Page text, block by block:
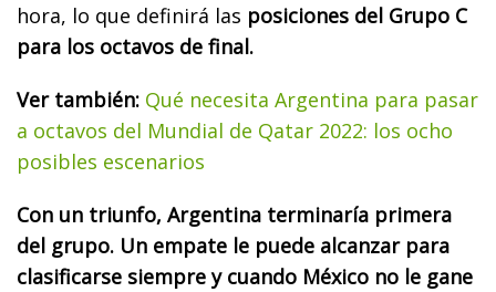
hora, lo que definirá las posiciones del Grupo C
para los octavos de final.
Ver también: Qué necesita Argentina para pasar
a octavos del Mundial de Qatar 2022: los ocho
posibles escenarios
Con un triunfo, Argentina terminaría primera
del grupo. Un empate le puede alcanzar para
clasificarse siempre y cuando México no le gane